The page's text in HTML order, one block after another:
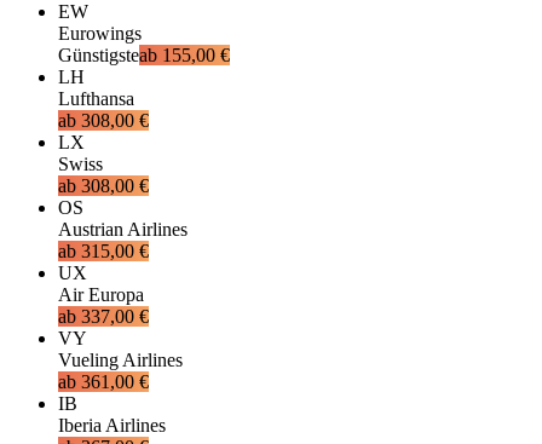
EW
Eurowings
Günstigsteab 155,00 €
LH
Lufthansa
ab 308,00 €
LX
Swiss
ab 308,00 €
OS
Austrian Airlines
ab 315,00 €
UX
Air Europa
ab 337,00 €
VY
Vueling Airlines
ab 361,00 €
IB
Iberia Airlines